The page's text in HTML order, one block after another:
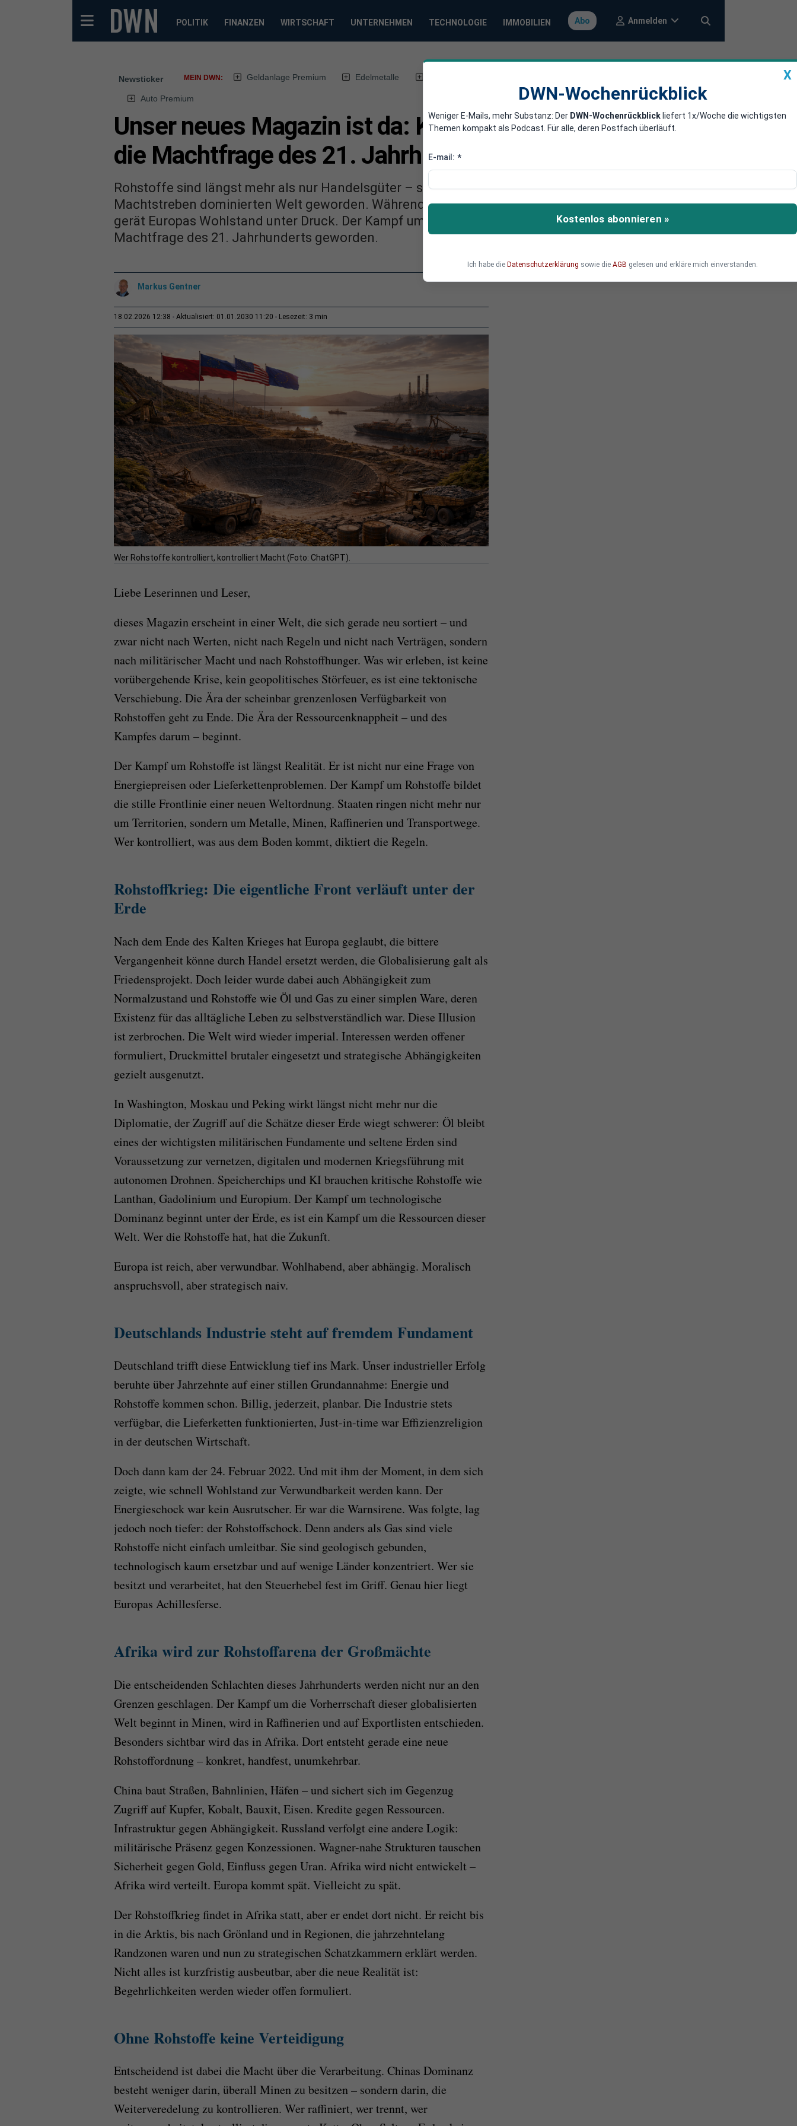
POLITIK FINANZEN WIRTSCHAFT UNTERNEHMEN TECHNOLOGIE IMMOBILIEN Abo Anmelden
Newsticker MEIN DWN: Geldanlage Premium Edelmetalle
Auto Premium
Unser neues Magazin ist da: Kampf um Rohstoffe –
die Machtfrage des 21. Jahrhunderts
Rohstoffe sind längst mehr als nur Handelsgüter – sie sind zu einer neuen Währung in einer von
Machtstreben dominierten Welt geworden. Während Imperien ihre Interessen neu abstecken,
gerät Europas Wohlstand unter Druck. Der Kampf um Rohstoffe ist zur entscheidenden
Machtfrage des 21. Jahrhunderts geworden.
Markus Gentner
18.02.2026 12:38 Aktualisiert: 01.01.2030 11:20 Lesezeit: 3 min
Wer Rohstoffe kontrolliert, kontrolliert Macht (Foto: ChatGPT).
Liebe Leserinnen und Leser,
dieses Magazin erscheint in einer Welt, die sich gerade neu sortiert – und
zwar nicht nach Werten, nicht nach Regeln und nicht nach Verträgen, sondern
nach militärischer Macht und nach Rohstoffhunger. Was wir erleben, ist keine
vorübergehende Krise, kein geopolitisches Störfeuer, es ist eine tektonische
Verschiebung. Die Ära der scheinbar grenzenlosen Verfügbarkeit von
Rohstoffen geht zu Ende. Die Ära der Ressourcenknappheit – und des
Kampfes darum – beginnt.
Der Kampf um Rohstoffe ist längst Realität. Er ist nicht nur eine Frage von
Energiepreisen oder Lieferkettenproblemen. Der Kampf um Rohstoffe bildet
die stille Frontlinie einer neuen Weltordnung. Staaten ringen nicht mehr nur
um Territorien, sondern um Metalle, Minen, Raffinerien und Transportwege.
Wer kontrolliert, was aus dem Boden kommt, diktiert die Regeln.
Rohstoffkrieg: Die eigentliche Front verläuft unter der
Erde
Nach dem Ende des Kalten Krieges hat Europa geglaubt, die bittere
Vergangenheit könne durch Handel ersetzt werden, die Globalisierung galt als
Friedensprojekt. Doch leider wurde dabei auch Abhängigkeit zum
Normalzustand und Rohstoffe wie Öl und Gas zu einer simplen Ware, deren
Existenz für das alltägliche Leben zu selbstverständlich war. Diese Illusion
ist zerbrochen. Die Welt wird wieder imperial. Interessen werden offener
formuliert, Druckmittel brutaler eingesetzt und strategische Abhängigkeiten
gezielt ausgenutzt.
In Washington, Moskau und Peking wirkt längst nicht mehr nur die
Diplomatie, der Zugriff auf die Schätze dieser Erde wiegt schwerer: Öl bleibt
eines der wichtigsten militärischen Fundamente und seltene Erden sind
Voraussetzung zur vernetzen, digitalen und modernen Kriegsführung mit
autonomen Drohnen. Speicherchips und KI brauchen kritische Rohstoffe wie
Lanthan, Gadolinium und Europium. Der Kampf um technologische
Dominanz beginnt unter der Erde, es ist ein Kampf um die Ressourcen dieser
Welt. Wer die Rohstoffe hat, hat die Zukunft.
Europa ist reich, aber verwundbar. Wohlhabend, aber abhängig. Moralisch
anspruchsvoll, aber strategisch naiv.
Deutschlands Industrie steht auf fremdem Fundament
Deutschland trifft diese Entwicklung tief ins Mark. Unser industrieller Erfolg
beruhte über Jahrzehnte auf einer stillen Grundannahme: Energie und
Rohstoffe kommen schon. Billig, jederzeit, planbar. Die Industrie stets
verfügbar, die Lieferketten funktionierten, Just-in-time war Effizienzreligion
in der deutschen Wirtschaft.
Doch dann kam der 24. Februar 2022. Und mit ihm der Moment, in dem sich
zeigte, wie schnell Wohlstand zur Verwundbarkeit werden kann. Der
Energieschock war kein Ausrutscher. Er war die Warnsirene. Was folgte, lag
jedoch noch tiefer: der Rohstoffschock. Denn anders als Gas sind viele
Rohstoffe nicht einfach umleitbar. Sie sind geologisch gebunden,
technologisch kaum ersetzbar und auf wenige Länder konzentriert. Wer sie
besitzt und verarbeitet, hat den Steuerhebel fest im Griff. Genau hier liegt
Europas Achillesferse.
Afrika wird zur Rohstoffarena der Großmächte
Die entscheidenden Schlachten dieses Jahrhunderts werden nicht nur an den
Grenzen geschlagen. Der Kampf um die Vorherrschaft dieser globalisierten
Welt beginnt in Minen, wird in Raffinerien und auf Exportlisten entschieden.
Besonders sichtbar wird das in Afrika. Dort entsteht gerade eine neue
Rohstoffordnung – konkret, handfest, unumkehrbar.
China baut Straßen, Bahnlinien, Häfen – und sichert sich im Gegenzug
Zugriff auf Kupfer, Kobalt, Bauxit, Eisen. Kredite gegen Ressourcen.
Infrastruktur gegen Abhängigkeit. Russland verfolgt eine andere Logik:
militärische Präsenz gegen Konzessionen. Wagner-nahe Strukturen tauschen
Sicherheit gegen Gold, Einfluss gegen Uran. Afrika wird nicht entwickelt –
Afrika wird verteilt. Europa kommt spät. Vielleicht zu spät.
Der Rohstoffkrieg findet in Afrika statt, aber er endet dort nicht. Er reicht bis
in die Arktis, bis nach Grönland und in Regionen, die jahrzehntelang
Randzonen waren und nun zu strategischen Schatzkammern erklärt werden.
Nicht alles ist kurzfristig ausbeutbar, aber die neue Realität ist:
Begehrlichkeiten werden wieder offen formuliert.
Ohne Rohstoffe keine Verteidigung
Entscheidend ist dabei die Macht über die Verarbeitung. Chinas Dominanz
besteht weniger darin, überall Minen zu besitzen – sondern darin, die
Weiterveredelung zu kontrollieren. Wer raffiniert, wer trennt, wer
X
DWN-Wochenrückblick
Weniger E-Mails, mehr Substanz: Der DWN-Wochenrückblick liefert 1x/Woche die wichtigsten
Themen kompakt als Podcast. Für alle, deren Postfach überläuft.
E-mail: *
Kostenlos abonnieren »
Ich habe die Datenschutzerklärung sowie die AGB gelesen und erkläre mich einverstanden.